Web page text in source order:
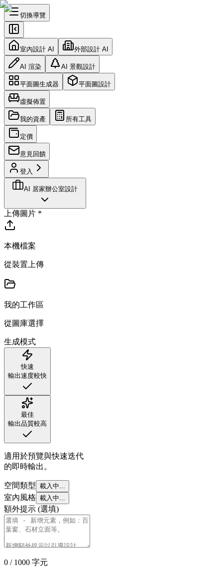
切換導覽
室內設計 AI 外部設計 AI
AI 渲染 AI 景觀設計
平面圖生成器 平面圖設計
虛擬佈置
我的資產 所有工具
定價
意見回饋
登入
AI 居家辦公室設計
上傳圖片 *
本機檔案
從裝置上傳
我的工作區
從圖庫選擇
生成模式
快速
輸出速度較快
最佳
輸出品質較高
適用於預覽與快速迭代
的即時輸出。
空間類型 載入中...
室內風格 載入中...
額外提示 (選填)
0 / 1000 字元